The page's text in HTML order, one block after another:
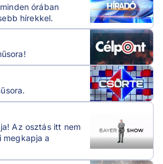
órában
hírekkel.
Az osztás itt nem
megkapja a